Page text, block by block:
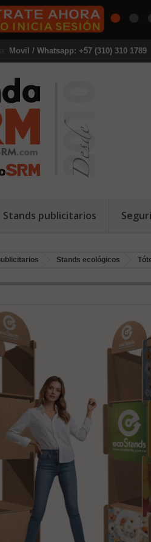
Movil / Whatsapp: +57 (310) 310 1789
Stands publicitarios
Stands ecológicos